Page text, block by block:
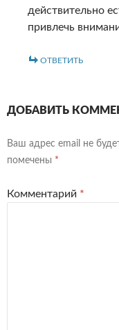
действительно
привлечь
ОТВЕТИТЬ
ДОБАВИТЬ
Ваш адрес email не
помечены *
Комментарий *